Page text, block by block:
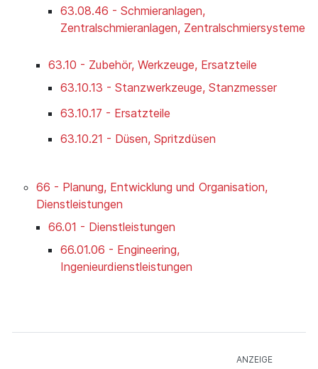
63.08.46 - Schmieranlagen,
Zentralschmieranlagen, Zentralschmiersysteme
63.10 - Zubehör, Werkzeuge, Ersatzteile
63.10.13 - Stanzwerkzeuge, Stanzmesser
63.10.17 - Ersatzteile
63.10.21 - Düsen, Spritzdüsen
66 - Planung, Entwicklung und Organisation,
Dienstleistungen
66.01 - Dienstleistungen
66.01.06 - Engineering,
Ingenieurdienstleistungen